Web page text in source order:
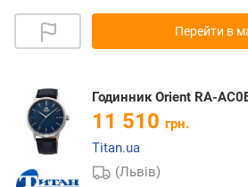
Перейти в
Годинник Orient RA-
11 510 грн.
Titan.ua
(Львів)